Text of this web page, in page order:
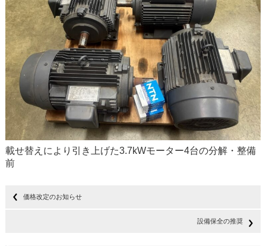
載せ替えにより引き上げた3.7kWモーター4台の分解・整備
前
価格改定のお知らせ
設備保全の推奨